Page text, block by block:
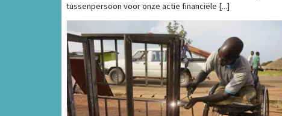
tussenpersoon voor onze actie financiële [...]